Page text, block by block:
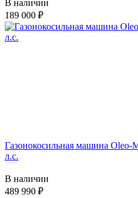
В наличии
189 000
Газонокосильная машина Oleo-
л.с.
В наличии
489 990